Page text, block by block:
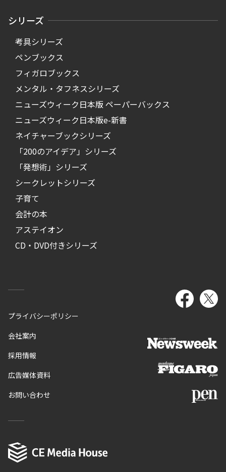
シリーズ
考具シリーズ
ペンブックス
フィガロブックス
メンタル・タフネスシリーズ
ニューズウィーク日本版 ペーパーバックス
ニューズウィーク日本版e-新書
ネイチャーブックシリーズ
「200のアイデア」シリーズ
「発想術」シリーズ
シークレットシリーズ
子育て
会計の本
アステイオン
CD・DVD付きシリーズ
プライバシーポリシー
会社案内
採用情報
広告媒体資料
お問い合わせ